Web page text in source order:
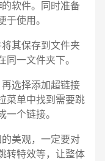
的软件。同时准备
使用。
其保存到文件夹
同一文件夹下。
选择添加超链接
菜单中找到需要跳
个链接。
美观，一定要对
转特效等，让整体